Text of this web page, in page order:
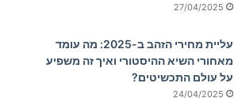
27/04/2025
עליית מחירי הזהב ב-2025: מה עומד
מאחורי השיא ההיסטורי ואיך זה משפיע
על עולם התכשיטים?
24/04/2025